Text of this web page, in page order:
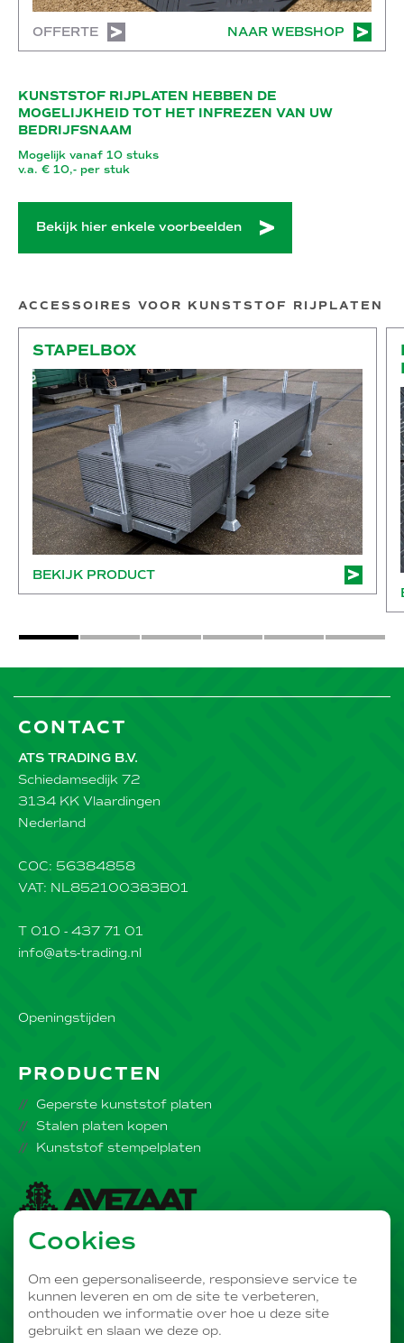
Cookies
Om een gepersonaliseerde, responsieve service te
kunnen leveren en om de site te verbeteren,
onthouden we informatie over hoe u deze site
gebruikt en slaan we deze op.
OFFERTE NAAR WEBSHOP
KUNSTSTOF RIJPLATEN HEBBEN DE
MOGELIJKHEID TOT HET INFREZEN VAN UW
BEDRIJFSNAAM
Mogelijk vanaf 10 stuks
v.a. € 10,- per stuk
Bekijk hier enkele voorbeelden
ACCESSOIRES VOOR KUNSTSTOF RIJPLATEN
STAPELBOX
BEKIJK PRODUCT
CONTACT
ATS TRADING B.V.
Schiedamsedijk 72
3134 KK Vlaardingen
Nederland
COC: 56384858
VAT: NL852100383B01
T 010 - 437 71 01
info@ats-trading.nl
Openingstijden
PRODUCTEN
Geperste kunststof platen
Stalen platen kopen
Kunststof stempelplaten
AVEZAAT Bedrijvengroep